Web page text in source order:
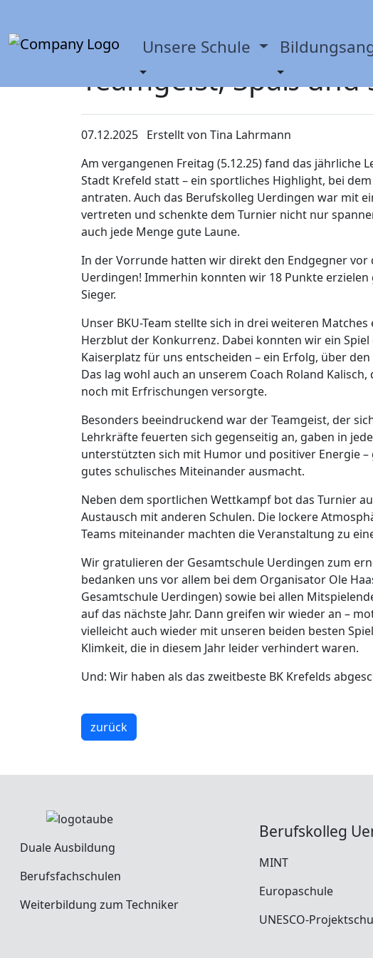
Unsere Schule
Lehrerkräfte-
Teamgeist, Spaß
07.12.2025 Erstellt von Tina Lahrmann
Am vergangenen Freitag (5.12.25) fand das jährliche
Stadt Krefeld statt – ein sportliches Highlight, bei
antraten. Auch das Berufskolleg Uerdingen war mit
vertreten und schenkte dem Turnier nicht nur
auch jede Menge gute Laune.
In der Vorrunde hatten wir direkt den Endgegner vor
Uerdingen! Immerhin konnten wir 18 Punkte
Sieger.
Unser BKU-Team stellte sich in drei weiteren
Herzblut der Konkurrenz. Dabei konnten wir ein
Kaiserplatz für uns entscheiden – ein Erfolg, über
Das lag wohl auch an unserem Coach Roland
noch mit Erfrischungen versorgte.
Besonders beeindruckend war der Teamgeist, der
Lehrkräfte feuerten sich gegenseitig an, gaben in
unterstützten sich mit Humor und positiver Energie –
gutes schulisches Miteinander ausmacht.
Neben dem sportlichen Wettkampf bot das Turnier
Austausch mit anderen Schulen. Die lockere
Teams miteinander machten die Veranstaltung zu
Wir gratulieren der Gesamtschule Uerdingen zum
bedanken uns vor allem bei dem Organisator Ole
Gesamtschule Uerdingen) sowie bei allen
auf das nächste Jahr. Dann greifen wir wieder an –
vielleicht auch wieder mit unseren beiden besten
Klimkeit, die in diesem Jahr leider verhindert waren.
Und: Wir haben als das zweitbeste BK Krefelds
zurück
Duale Ausbildung
Berufsfachschulen
Weiterbildung zum Techniker
Berufskolleg
MINT
Europaschule
UNESCO-